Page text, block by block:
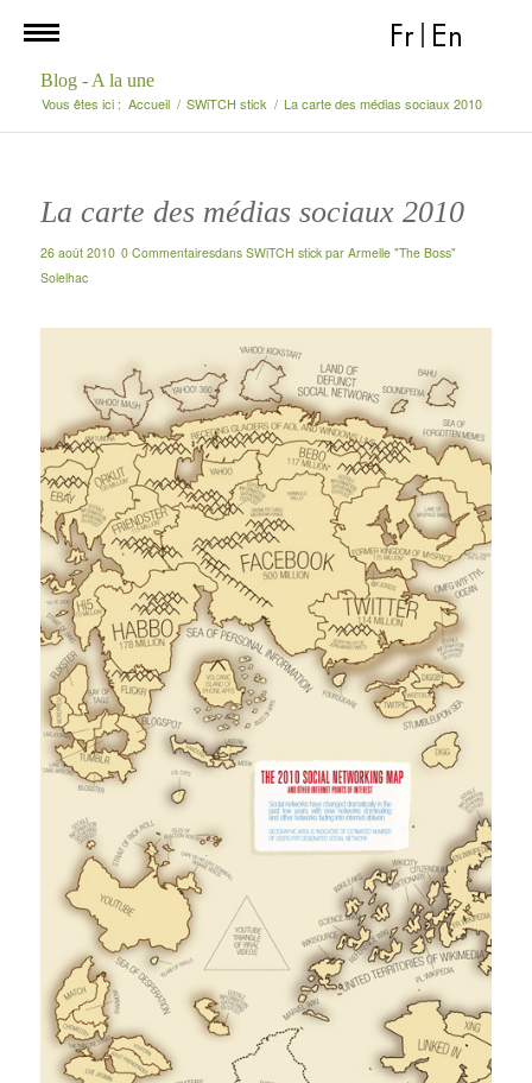
Fr En
Blog - A la une
Vous êtes ici : Accueil / SWiTCH stick / La carte des médias sociaux 2010
La carte des médias sociaux 2010
26 août 2010 0 Commentairesdans SWiTCH stick par Armelle "The Boss"
Solelhac